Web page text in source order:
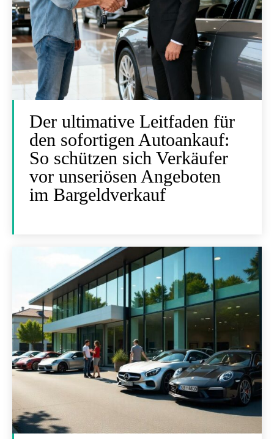
Der ultimative Leitfaden für
den sofortigen Autoankauf:
So schützen sich Verkäufer
vor unseriösen Angeboten
im Bargeldverkauf